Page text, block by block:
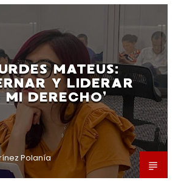
MATEUS:
Y LIDERAR
MI DERECHO’
Polanía